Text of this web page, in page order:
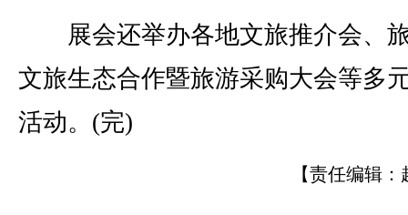
展会还举办各地文旅推介会、
文旅生态合作暨旅游采购大会等多
活动。(完)
【责任编辑：